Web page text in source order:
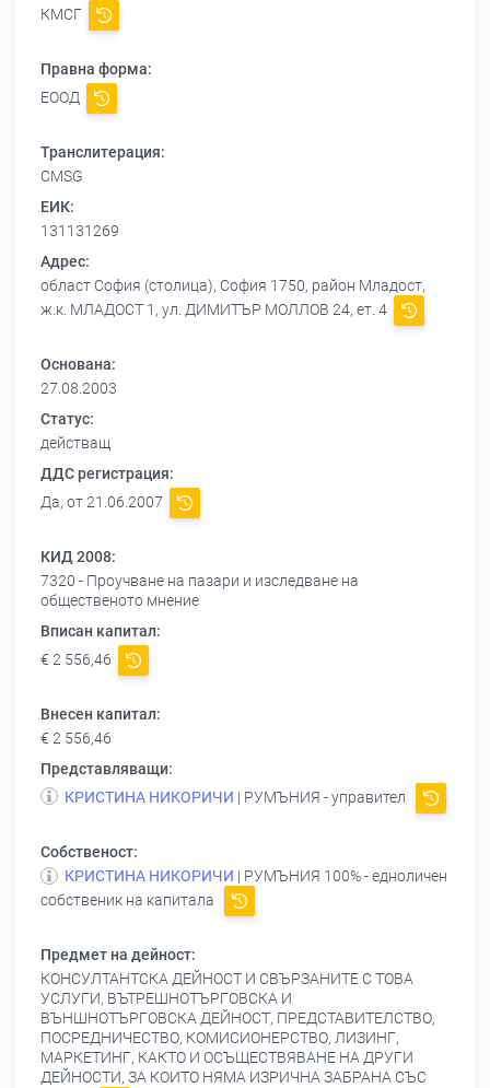
КМСГ
Правна форма:
ЕООД
Транслитерация:
CMSG
ЕИК:
131131269
Адрес:
област София (столица), София 1750, район Младост,
ж.к. МЛАДОСТ 1, ул. ДИМИТЪР МОЛЛОВ 24, ет. 4
Основана:
27.08.2003
Статус:
действащ
ДДС регистрация:
Да, от 21.06.2007
КИД 2008:
7320 - Проучване на пазари и изследване на
общественото мнение
Вписан капитал:
€ 2 556,46
Внесен капитал:
€ 2 556,46
Представляващи:
КРИСТИНА НИКОРИЧИ | РУМЪНИЯ - управител
Собственост:
КРИСТИНА НИКОРИЧИ | РУМЪНИЯ 100% - едноличен
собственик на капитала
Предмет на дейност:
КОНСУЛТАНТСКА ДЕЙНОСТ И СВЪРЗАНИТЕ С ТОВА
УСЛУГИ, ВЪТРЕШНОТЪРГОВСКА И
ВЪНШНОТЪРГОВСКА ДЕЙНОСТ, ПРЕДСТАВИТЕЛСТВО,
ПОСРЕДНИЧЕСТВО, КОМИСИОНЕРСТВО, ЛИЗИНГ,
МАРКЕТИНГ, КАКТО И ОСЪЩЕСТВЯВАНЕ НА ДРУГИ
ДЕЙНОСТИ, ЗА КОИТО НЯМА ИЗРИЧНА ЗАБРАНА СЪС